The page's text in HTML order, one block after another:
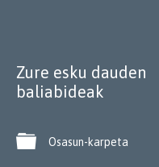
Zure esku dauden
baliabideak
 Osasun-karpeta